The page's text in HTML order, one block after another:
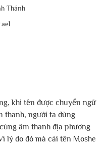
Thánh
khi tên được chuyển ngữ
thanh, người ta dùng
âm thanh địa phương
lý do đó mà cái tên Moshe